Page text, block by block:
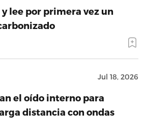
lee por primera vez un
Jul 18, 2026
el oído interno para
distancia con ondas